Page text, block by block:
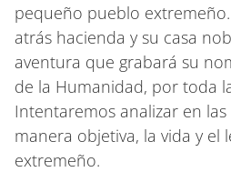
pequeño pueblo
atrás hacienda y su casa
aventura que grabará su
de la Humanidad, por toda
Intentaremos analizar en
manera objetiva, la vida y el
extremeño.